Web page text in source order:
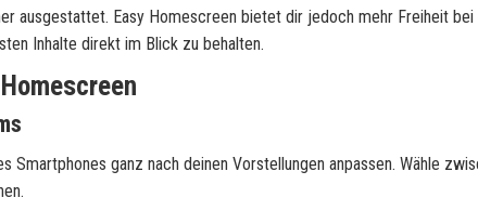
ausgestattet. Easy Homescreen bietet dir jedoch mehr Freiheit bei
Inhalte direkt im Blick zu behalten.
Smartphones ganz nach deinen Vorstellungen anpassen. Wähle